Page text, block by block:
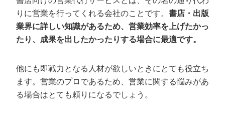
営業代行で獲得できる平均顧客単価
書店向け・出版業界に強い営業代行会社の
選び方
自社のニーズに合った依頼ができるか
担当者の対応は丁寧か
りに営業を行ってくれる会社のことです。 書店・出版
業界に詳しい知識があるため、営業効率を上げたかっ
たり、成果を出したかったりする場合に最適です。
他にも即戦力となる人材が欲しいときにとても役立ち
ます。営業のプロであるため、営業に関する悩みがあ
る場合はとても頼りになるでしょう。